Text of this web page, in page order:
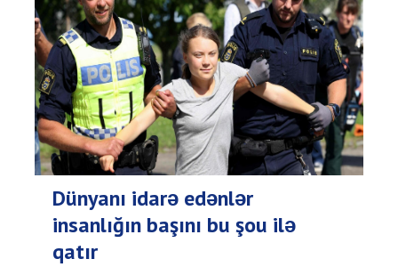
Dünyanı idarə edənlər
insanlığın başını bu şou ilə
qatır